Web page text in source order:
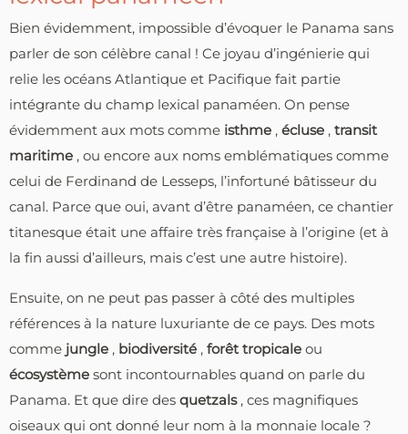
Bien évidemment, impossible d’évoquer le Panama sans
parler de son célèbre canal ! Ce joyau d’ingénierie qui
relie les océans Atlantique et Pacifique fait partie
intégrante du champ lexical panaméen. On pense
évidemment aux mots comme isthme , écluse , transit
maritime , ou encore aux noms emblématiques comme
celui de Ferdinand de Lesseps, l’infortuné bâtisseur du
canal. Parce que oui, avant d’être panaméen, ce chantier
titanesque était une affaire très française à l’origine (et à
la fin aussi d’ailleurs, mais c’est une autre histoire).
Ensuite, on ne peut pas passer à côté des multiples
références à la nature luxuriante de ce pays. Des mots
comme jungle , biodiversité , forêt tropicale ou
écosystème sont incontournables quand on parle du
Panama. Et que dire des quetzals , ces magnifiques
oiseaux qui ont donné leur nom à la monnaie locale ?